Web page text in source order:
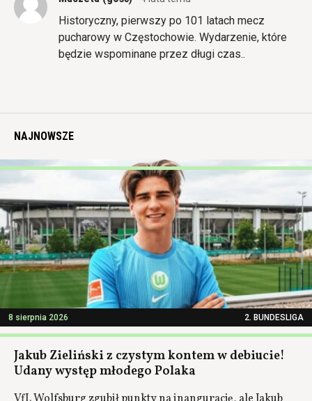
Historyczny, pierwszy po 101 latach mecz
pucharowy w Częstochowie. Wydarzenie, które
będzie wspominane przez długi czas..
NAJNOWSZE
8 sierpnia 2026 2. BUNDESLIGA
Jakub Zieliński z czystym kontem w debiucie!
Udany występ młodego Polaka